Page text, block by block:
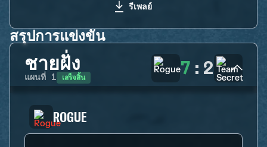
รีเพลย์
สรุปการแข่งขัน
ชายฝั่ง
แผนที่ 1 เสร็จสิ้น 7 : 2
ROGUE